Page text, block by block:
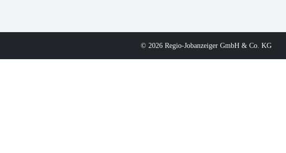
© 2026 Regio-Jobanzeiger GmbH & Co. KG